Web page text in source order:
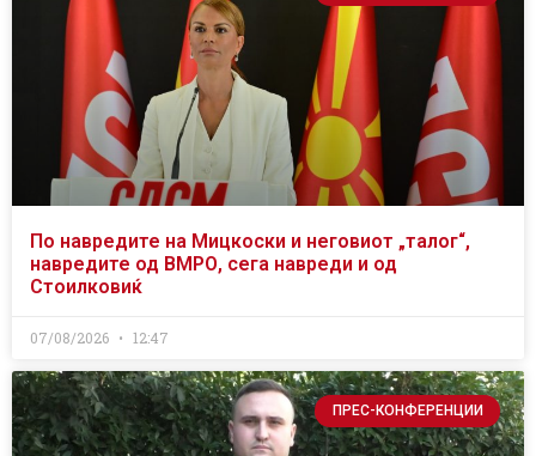
По навредите на Мицкоски и неговиот „талог“,
навредите од ВМРО, сега навреди и од
Стоилковиќ
07/08/2026 12:47
ПРЕС-КОНФЕРЕНЦИИ